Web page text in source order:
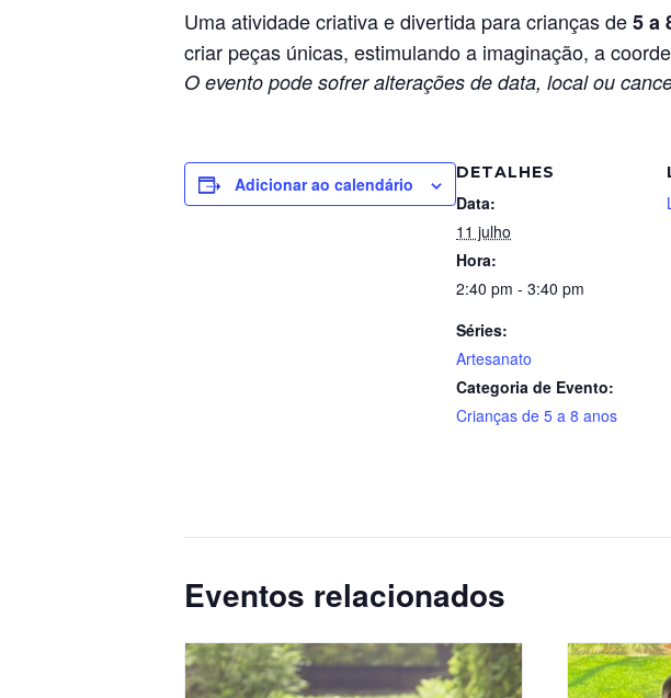
Uma atividade criativa e divertida para crianças de5 a
criar peças únicas, estimulando a imaginação, a
O evento pode sofrer alterações de data, local ou
Adicionar ao calendário
DETALHES
Data:
11 julho
Hora:
2:40 pm - 3:40 pm
Séries:
Artesanato
Categoria de Evento:
Crianças de 5 a 8 anos
Eventos relacionados